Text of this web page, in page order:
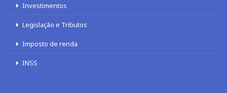
Investimentos
Legislação e Tributos
Imposto de renda
INSS